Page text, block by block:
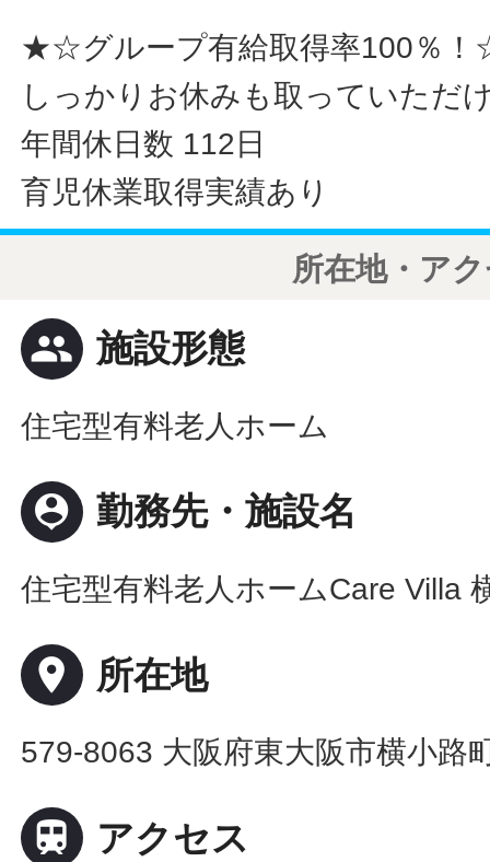
★☆グループ有給取得率100％
しっかりお休みも取っていただ
年間休日数 112日
育児休業取得実績あり
所在地・ア
people 施設形態
住宅型有料老人ホーム
person_pin 勤務先・施設名
住宅型有料老人ホームCare Villa
place 所在地
579-8063 大阪府東大阪市横小路
 アクセス